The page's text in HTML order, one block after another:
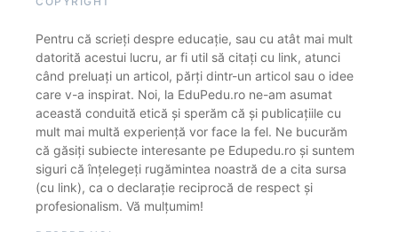
Pentru că scrieți despre educație, sau cu atât mai mult
datorită acestui lucru, ar fi util să citați cu link, atunci
când preluați un articol, părți dintr-un articol sau o idee
care v-a inspirat. Noi, la EduPedu.ro ne-am asumat
această conduită etică și sperăm că și publicațiile cu
mult mai multă experiență vor face la fel. Ne bucurăm
că găsiți subiecte interesante pe Edupedu.ro și suntem
siguri că înțelegeți rugămintea noastră de a cita sursa
(cu link), ca o declarație reciprocă de respect și
profesionalism. Vă mulțumim!